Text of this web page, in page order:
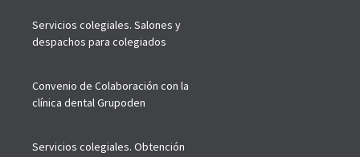
Servicios colegiales. Salones y
despachos para colegiados
Convenio de Colaboración con la
clínica dental Grupoden
Servicios colegiales. Obtención